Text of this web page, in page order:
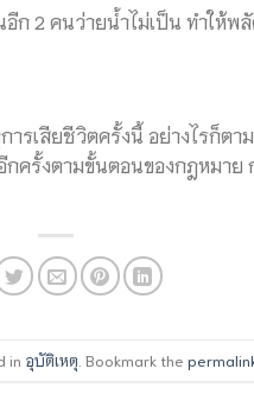
ก 2 คนว่ายน้ำไม่เป็น ทำให้
ารเสียชีวิตครั้งนี้ อย่างไรก็ตา
ครั้งตามขั้นตอนของกฎหมาย
in อุบัติเหตุ . Bookmark the